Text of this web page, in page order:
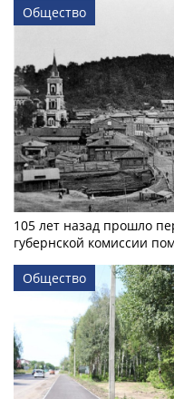
Общество
105 лет назад прошло
губернской комиссии
Общество